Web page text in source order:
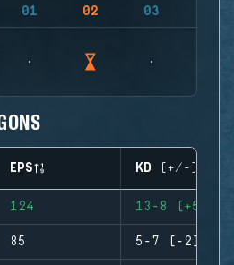
01 02 03
EPS KD (+/-)
124 13-8 (+5)
85 5-7 (-2)